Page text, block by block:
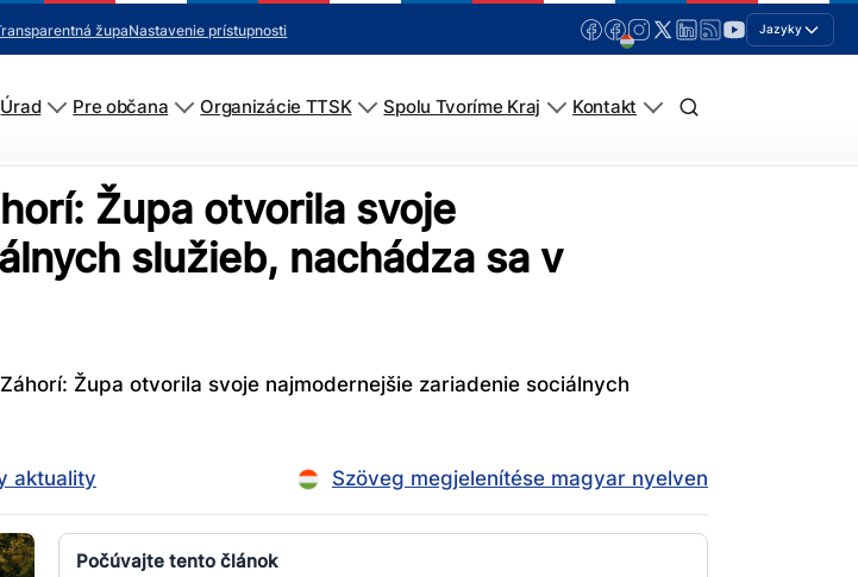
župaNastavenie prístupnosti Jazyky
Úrad Pre občana Organizácie TTSK Spolu Tvoríme Kraj Kontakt
Župa otvorila svoje
služieb, nachádza sa v
Župa otvorila svoje najmodernejšie zariadenie sociálnych
aktuality Szöveg megjelenítése magyar nyelven
Počúvajte tento článok